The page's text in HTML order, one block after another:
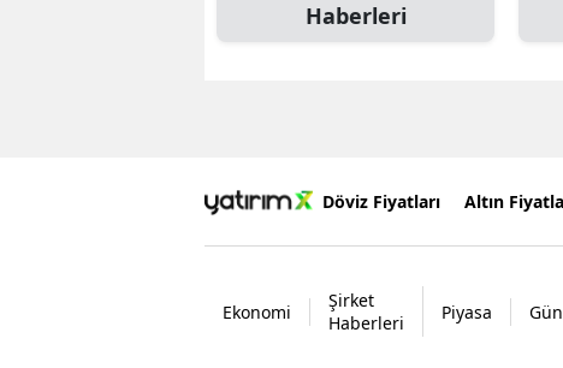
Haberleri
Döviz Fiyatları Altın
Ekonomi
Şirket
Haberleri
Piyasa